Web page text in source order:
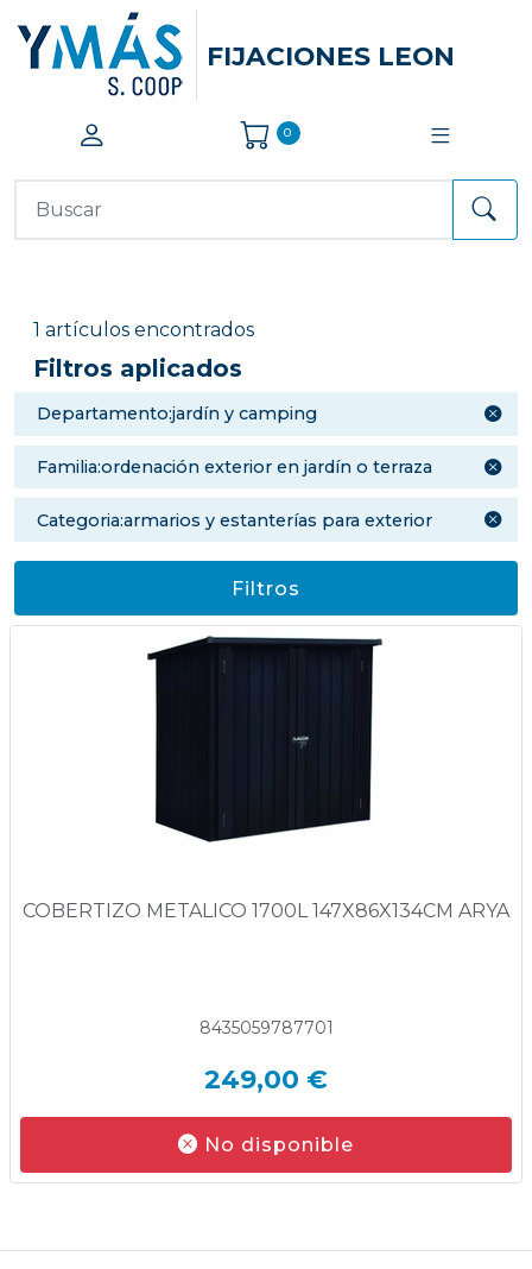
FIJACIONES LEON
0
1 artículos encontrados
Filtros aplicados
departamento:jardín y camping
familia:ordenación exterior en jardín o terraza
categoria:armarios y estanterías para exterior
Filtros
COBERTIZO METALICO 1700L 147X86X134CM ARYA
8435059787701
249,00 €
No disponible